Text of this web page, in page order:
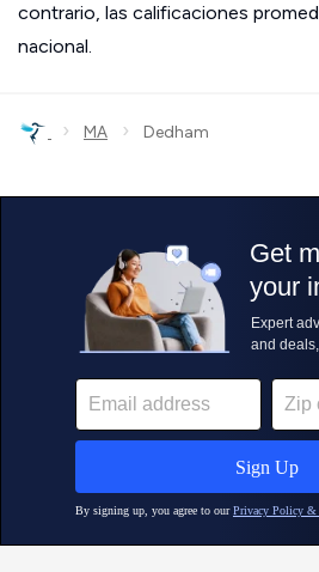
contrario, las calificaciones
nacional.
› MA › Dedham